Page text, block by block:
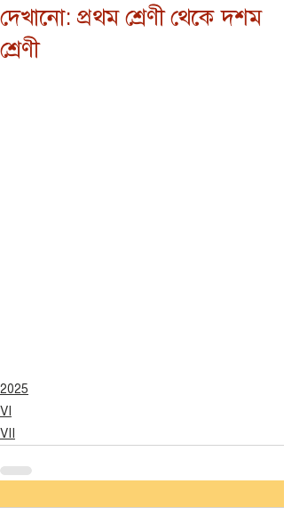
লেটেস্ট
দেখানো: প্রথম শ্রেণী থেকে দশম
শ্রেণী
2025
VI
VII